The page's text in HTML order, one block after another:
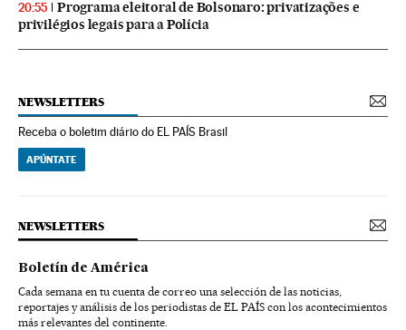
20:55
Programa eleitoral de Bolsonaro: privatizações e
privilégios legais para a Polícia
NEWSLETTERS
Receba o boletim diário do EL PAÍS Brasil
APÚNTATE
NEWSLETTERS
Boletín de América
Cada semana en tu cuenta de correo una selección de las noticias,
reportajes y análisis de los periodistas de EL PAÍS con los acontecimientos
más relevantes del continente.